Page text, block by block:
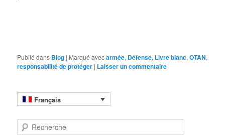
Publié dans Blog | Marqué avecarmée, Défense, Livre blanc,OTAN,
responsabilité de protéger | Laisser un commentaire
Français
e